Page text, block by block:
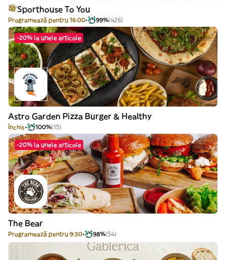
Sporthouse To You
Programează pentru 16:00 99%(426)
-20% la unele articole
Astro Garden Pizza Burger & Healthy
Închis 100%(15)
-20% la unele articole
The Bear
Programează pentru 9:30 98%(54)